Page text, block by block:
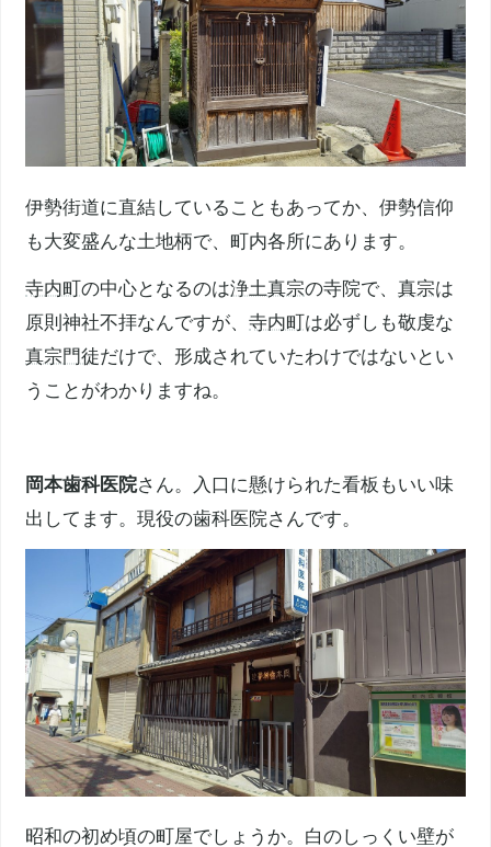
伊勢街道に直結していることもあってか、伊勢信仰
も大変盛んな土地柄で、町内各所にあります。
寺内町の中心となるのは浄土真宗の寺院で、真宗は
原則神社不拝なんですが、寺内町 は必ずしも敬虔な
真宗門徒だけで、形成されていたわけではないとい
うことがわかりますね。
岡本歯科医院さん。入口に懸けられた看板もいい味
出してます。現役の歯科医院さんです。
昭和の初め頃の町屋でしょうか。白のしっくい壁が